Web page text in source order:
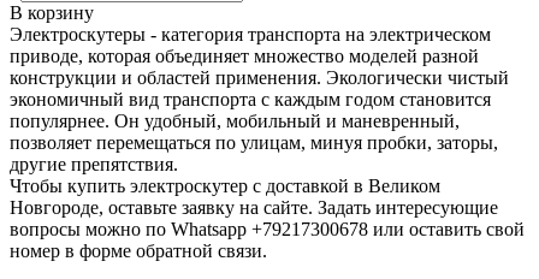
В корзину
Электроскутеры - категория транспорта на электрическом
приводе, которая объединяет множество моделей разной
конструкции и областей применения. Экологически чистый
экономичный вид транспорта с каждым годом становится
популярнее. Он удобный, мобильный и маневренный,
позволяет перемещаться по улицам, минуя пробки, заторы,
другие препятствия.
Чтобы купить электроскутер с доставкой в Великом
Новгороде, оставьте заявку на сайте. Задать интересующие
вопросы можно по Whatsapp +79217300678 или оставить свой
номер в форме обратной связи.